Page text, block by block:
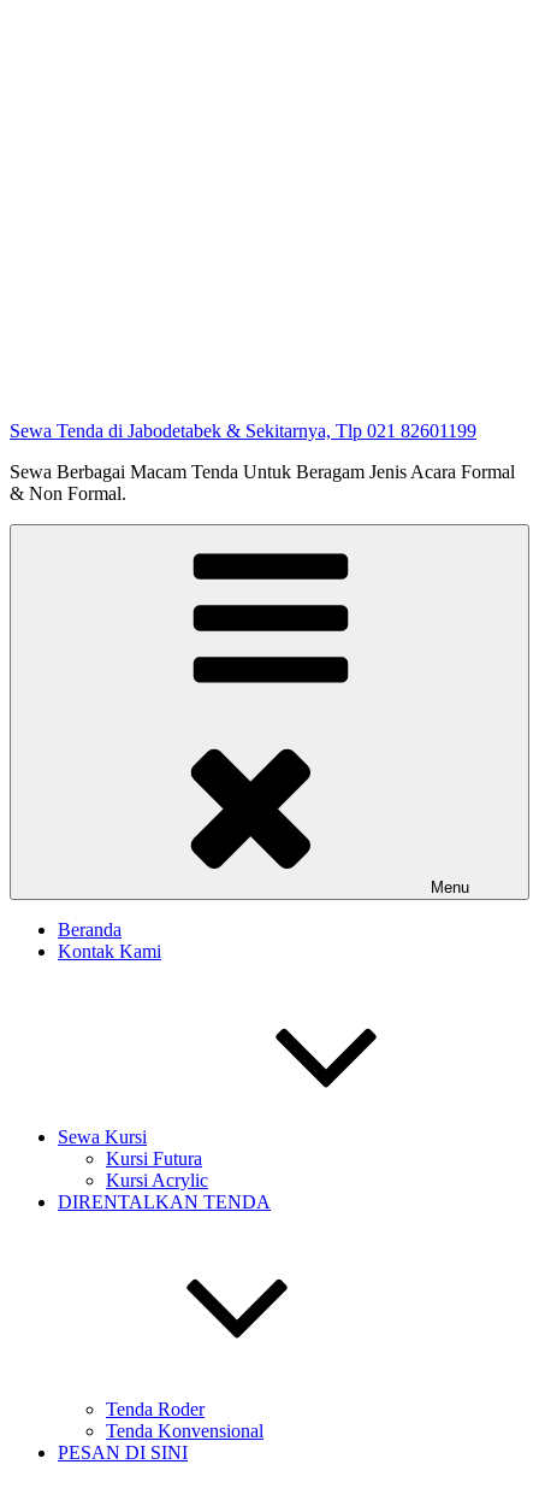
Sewa Tenda di Jabodetabek & Sekitarnya, Tlp 021 82601199
Sewa Berbagai Macam Tenda Untuk Beragam Jenis Acara Formal
& Non Formal.
Menu
Beranda
Kontak Kami
Sewa Kursi
Kursi Futura
Kursi Acrylic
DIRENTALKAN TENDA
Tenda Roder
Tenda Konvensional
PESAN DI SINI